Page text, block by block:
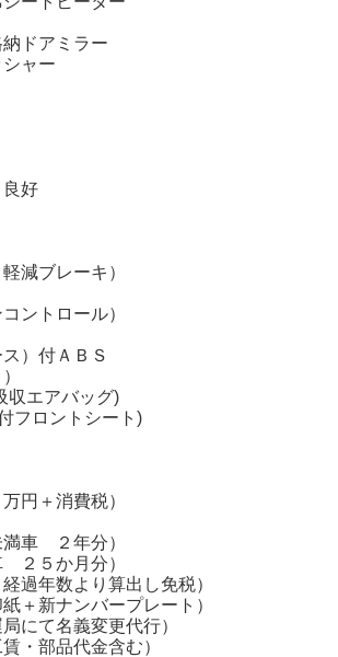
納ドアミラー
ャー
好
減ブレーキ）
ール）
）付ＡＢＳ
収エアバッグ)
フロントシート)
円＋消費税）
２年分）
５か月分）
り算出し免税）
ナンバープレート）
て名義変更代行）
部品代金含む）